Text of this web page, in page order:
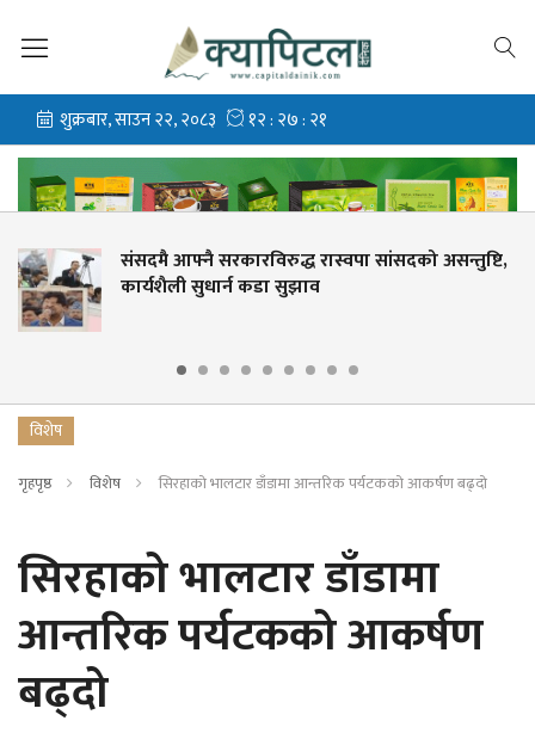
रास्वपा सांसदको असन्तुष्टि,
सुझाव
संसदमा हर्कराज
विशेष
गृहपृष्ठ विशेष सिरहाको भालटार डाँडामा आन्तरिक पर्यटकको आकर्षण बढ्दो
सिरहाको भालटार डाँडामा
आन्तरिक पर्यटकको आकर्षण
बढ्दो